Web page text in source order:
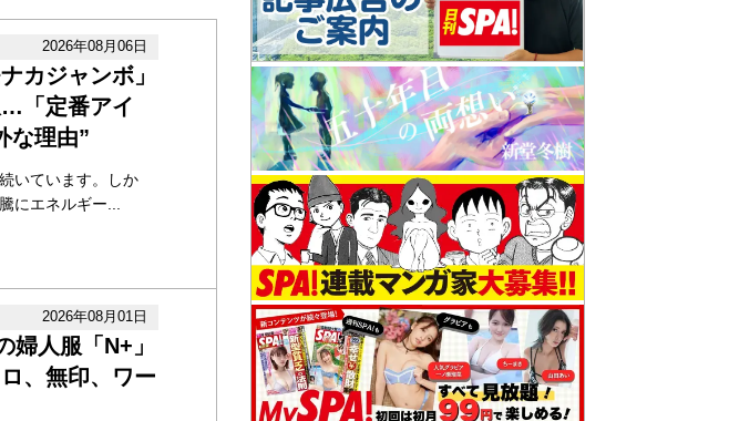
2026年08月06日
カジャンボ」
…「定番アイ
な理由”
いています。しか
にエネルギー...
2026年08月01日
人服「N+」
、無印、ワー